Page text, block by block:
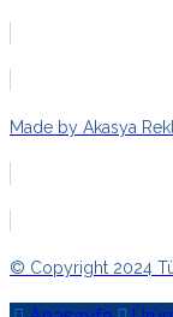
Made by Akasya
© Copyright 2024